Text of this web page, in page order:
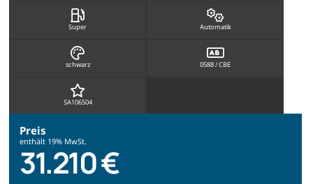
Super Automatik
schwarz 0588 / CBE
SA106504
Preis
enthält 19% MwSt.
31.210 €